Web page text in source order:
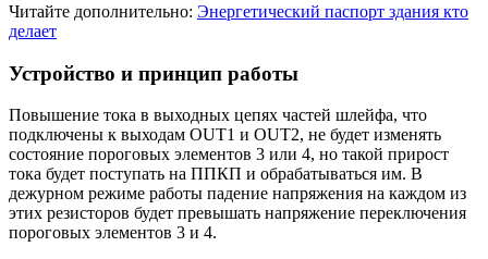
Читайте дополнительно: Энергетический паспорт здания кто
делает
Устройство и принцип работы
Повышение тока в выходных цепях частей шлейфа, что
подключены к выходам OUT1 и OUT2, не будет изменять
состояние пороговых элементов 3 или 4, но такой прирост
тока будет поступать на ППКП и обрабатываться им. В
дежурном режиме работы падение напряжения на каждом из
этих резисторов будет превышать напряжение переключения
пороговых элементов 3 и 4.